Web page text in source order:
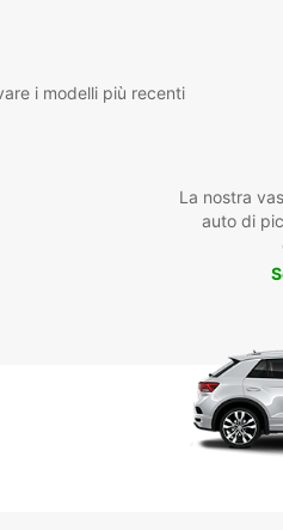
i modelli più recenti
La nostra
auto di